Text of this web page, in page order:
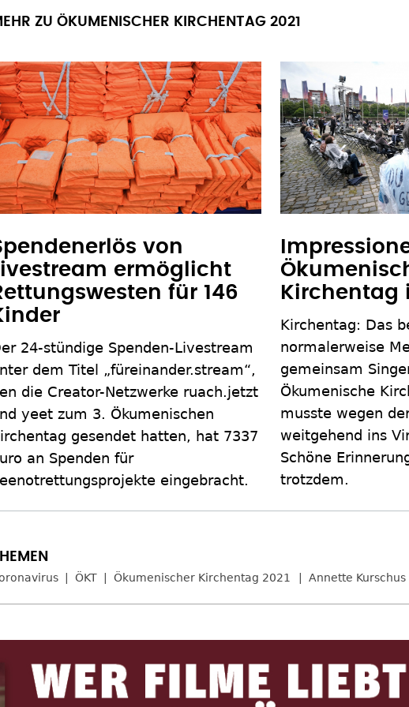
ZU ÖKUMENISCHER KIRCHENTAG 2021
von
ermöglicht
für 146
24-stündige Spenden-Livestream
dem Titel „füreinander.stream“,
die Creator-Netzwerke ruach.jetzt
yeet zum 3. Ökumenischen
gesendet hatten, hat 7337
an Spenden für
eingebracht.
Kirchentag
Kirchentag: Das
normalerweise
gemeinsam
Ökumenische
musste wegen
weitgehend ins
Schöne
trotzdem.
ÖKT Ökumenischer Kirchentag 2021 Annette Kurschus